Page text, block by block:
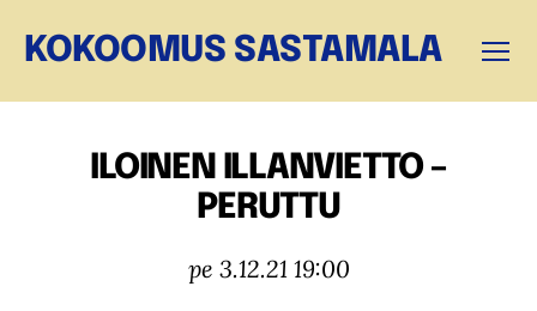
KOKOOMUS SASTAMALA
ILOINEN ILLANVIETTO –
PERUTTU
pe 3.12.21 19:00